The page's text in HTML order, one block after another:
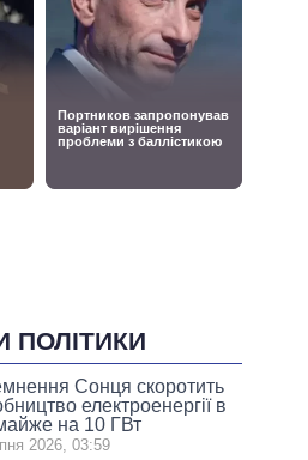
ПОЛІТИКИ
Сонця скоротить
електроенергії в
на 10 ГВт
2026, 03:59